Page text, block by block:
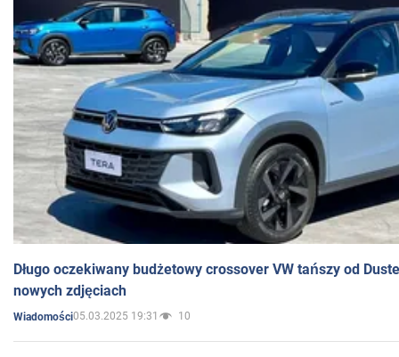
Długo oczekiwany budżetowy crossover VW tańszy od
nowych zdjęciach
Wiadomości05.03.2025 19:31 10